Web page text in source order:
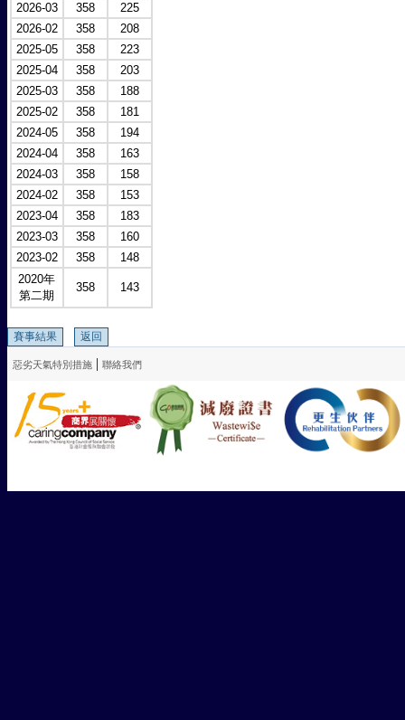
2026-03
358
225
2026-02
358
208
2025-05
358
223
2025-04
358
203
2025-03
358
188
2025-02
358
181
2024-05
358
194
2024-04
358
163
2024-03
358
158
2024-02
358
153
2023-04
358
183
2023-03
358
160
2023-02
358
148
2020年
第二期
358 143